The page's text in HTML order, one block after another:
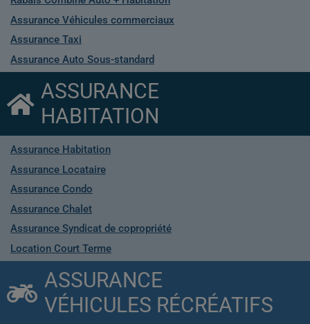
Assurance Véhicules commerciaux
Assurance Taxi
Assurance Auto Sous-standard
ASSURANCE
HABITATION
Assurance Habitation
Assurance Locataire
Assurance Condo
Assurance Chalet
Assurance Syndicat de copropriété
Location Court Terme
ASSURANCE
VÉHICULES RÉCRÉATIFS